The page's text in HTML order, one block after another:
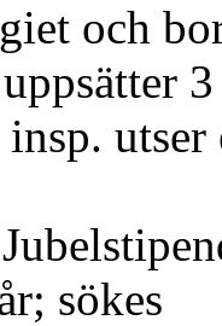
och
3
sökes